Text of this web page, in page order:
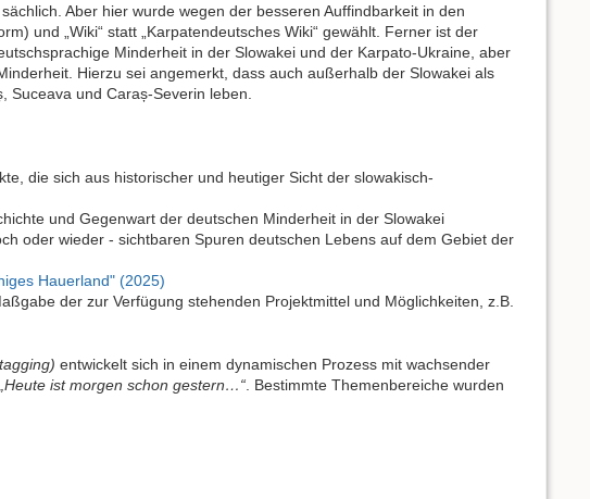
Aber hier wurde wegen der besseren Auffindbarkeit in den
und „Wiki“ statt „Karpatendeutsches Wiki“ gewählt. Ferner ist der
Minderheit in der Slowakei und der Karpato-Ukraine, aber
Hierzu sei angemerkt, dass auch außerhalb der Slowakei als
und Caraș-Severin leben.
die sich aus historischer und heutiger Sicht der slowakisch-
und Gegenwart der deutschen Minderheit in der Slowakei
oder wieder - sichtbaren Spuren deutschen Lebens auf dem Gebiet der
Hauerland" (2025)
der zur Verfügung stehenden Projektmittel und Möglichkeiten, z.B.
entwickelt sich in einem dynamischen Prozess mit wachsender
„Heute ist morgen schon gestern…“ . Bestimmte Themenbereiche wurden